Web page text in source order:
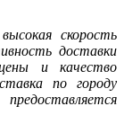
скорость
доставки
и качество
по городу